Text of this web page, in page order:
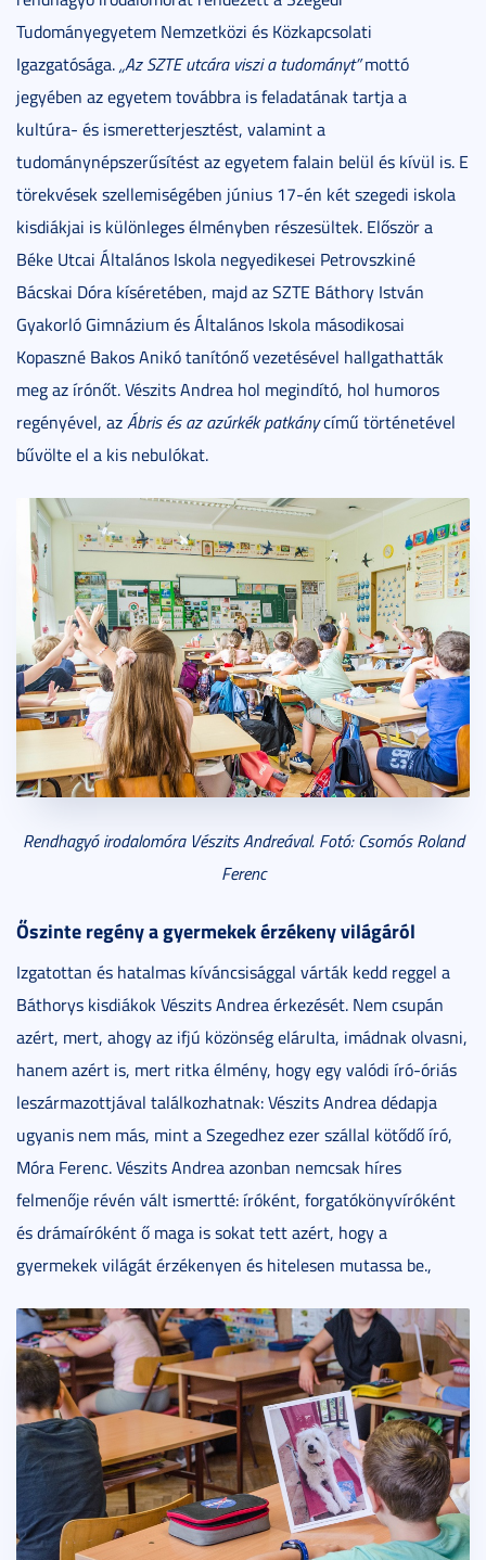
Tudományegyetem Nemzetközi és Közkapcsolati
Igazgatósága.„Az SZTE utcára viszi a tudományt”mottó
jegyében az egyetem továbbra is feladatának tartja a
kultúra- és ismeretterjesztést, valamint a
tudománynépszerűsítést az egyetem falain belül és kívül is. E
törekvések szellemiségében június 17-én két szegedi iskola
kisdiákjai is különleges élményben részesültek. Először a
Béke Utcai Általános Iskola negyedikesei Petrovszkiné
Bácskai Dóra kíséretében, majd az SZTE Báthory István
Gyakorló Gimnázium és Általános Iskola másodikosai
Kopaszné Bakos Anikó tanítónő vezetésével hallgathatták
meg az írónőt. Vészits Andrea hol megindító, hol humoros
regényével, azÁbris és az azúrkék patkánycímű történetével
bűvölte el a kis nebulókat.
Rendhagyó irodalomóra Vészits Andreával. Fotó: Csomós Roland
Ferenc
Őszinte regény a gyermekek érzékeny világáról
Izgatottan és hatalmas kíváncsisággal várták kedd reggel a
Báthorys kisdiákok Vészits Andrea érkezését. Nem csupán
azért, mert, ahogy az ifjú közönség elárulta, imádnak olvasni,
hanem azért is, mert ritka élmény, hogy egy valódi író-óriás
leszármazottjával találkozhatnak: Vészits Andrea dédapja
ugyanis nem más, mint a Szegedhez ezer szállal kötődő író,
Móra Ferenc. Vészits Andrea azonban nemcsak híres
felmenője révén vált ismertté: íróként, forgatókönyvíróként
és drámaíróként ő maga is sokat tett azért, hogy a
gyermekek világát érzékenyen és hitelesen mutassa be.,